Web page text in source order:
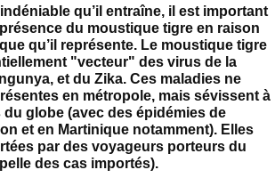
qu’il entraîne, il est important
du moustique tigre en raison
qu’il représente. Le moustique tigre
"vecteur" des virus de la
et du Zika. Ces maladies ne
en métropole, mais sévissent à
globe (avec des épidémies de
et en Martinique notamment). Elles
par des voyageurs porteurs du
des cas importés).